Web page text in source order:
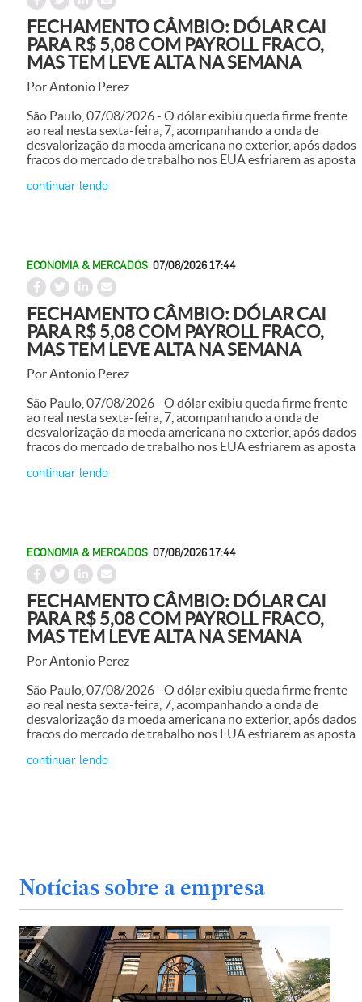
FECHAMENTO CÂMBIO: DÓLAR CAI
PARA R$ 5,08 COM PAYROLL FRACO,
MAS TEM LEVE ALTA NA SEMANA
Por Antonio Perez
São Paulo, 07/08/2026 - O dólar exibiu queda firme frente
ao real nesta sexta-feira, 7, acompanhando a onda de
desvalorização da moeda americana no exterior, após dados
fracos do mercado de trabalho nos EUA esfriarem as aposta
continuar lendo
ECONOMIA & MERCADOS 07/08/2026 17:44
FECHAMENTO CÂMBIO: DÓLAR CAI
PARA R$ 5,08 COM PAYROLL FRACO,
MAS TEM LEVE ALTA NA SEMANA
Por Antonio Perez
São Paulo, 07/08/2026 - O dólar exibiu queda firme frente
ao real nesta sexta-feira, 7, acompanhando a onda de
desvalorização da moeda americana no exterior, após dados
fracos do mercado de trabalho nos EUA esfriarem as aposta
continuar lendo
ECONOMIA & MERCADOS 07/08/2026 17:44
FECHAMENTO CÂMBIO: DÓLAR CAI
PARA R$ 5,08 COM PAYROLL FRACO,
MAS TEM LEVE ALTA NA SEMANA
Por Antonio Perez
São Paulo, 07/08/2026 - O dólar exibiu queda firme frente
ao real nesta sexta-feira, 7, acompanhando a onda de
desvalorização da moeda americana no exterior, após dados
fracos do mercado de trabalho nos EUA esfriarem as aposta
continuar lendo
Notícias sobre a empresa